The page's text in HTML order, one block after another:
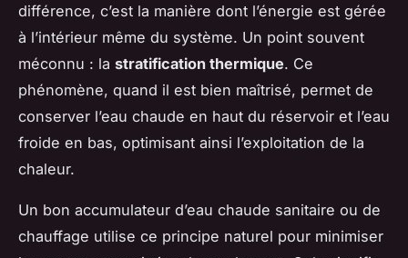
différence, c’est la manière dont l’énergie est gérée
à l’intérieur même du système. Un point souvent
méconnu : la stratification thermique. Ce
phénomène, quand il est bien maîtrisé, permet de
conserver l’eau chaude en haut du réservoir et l’eau
froide en bas, optimisant ainsi l’exploitation de la
chaleur.
Un bon accumulateur d’eau chaude sanitaire ou de
chauffage utilise ce principe naturel pour minimiser